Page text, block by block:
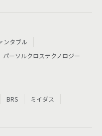
ンタブル
パーソルクロステクノロジー
BRS
ミイダス